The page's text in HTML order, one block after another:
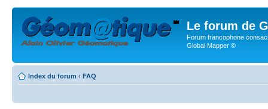
Le forum de
Forum francophone
Global Mapper ©
Index du forum ‹ FAQ